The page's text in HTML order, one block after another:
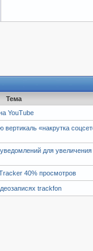
Тема
YouTube
«накрутка
для увеличения
40% просмотров
trackfon